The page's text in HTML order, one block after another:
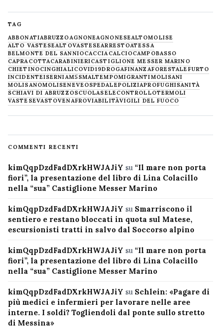
TAG
ABBONATIABRUZZOAGNONEAGNONESEALTOMOLISE
ALTO VASTESEALTOVASTESEARRESTOATESSA
BELMONTE DEL SANNIOCACCIACALCIOCAMPOBASSO
CAPRACOTTACARABINIERICASTIGLIONE MESSER MARINO
CHIETINOCINGHIALICOVID19DROGAFINANZAFORESTALE FURTO
INCIDENTEISERNIAM5SMALTEMPOMIGRANTIMOLISANI
MOLISANOMOLISENEVE OSPEDALEPOLIZIAPROFUGHISANITÀ
SCHIAVI DI ABRUZZOSCUOLASELECONTROLLOTERMOLI
VASTESEVASTOVENAFROVIABILITÀVIGILI DEL FUOCO
COMMENTI RECENTI
kimQqpDzdFadDXrkHWJAJiY su “Il mare non porta
fiori”, la presentazione del libro di Lina Colacillo
nella “sua” Castiglione Messer Marino
kimQqpDzdFadDXrkHWJAJiY su Smarriscono il
sentiero e restano bloccati in quota sul Matese,
escursionisti tratti in salvo dal Soccorso alpino
kimQqpDzdFadDXrkHWJAJiY su “Il mare non porta
fiori”, la presentazione del libro di Lina Colacillo
nella “sua” Castiglione Messer Marino
kimQqpDzdFadDXrkHWJAJiY su Schlein: «Pagare di
più medici e infermieri per lavorare nelle aree
interne. I soldi? Togliendoli dal ponte sullo stretto
di Messina»